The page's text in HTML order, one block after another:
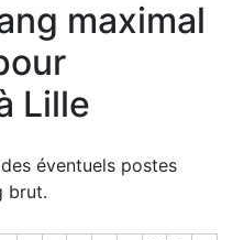
maximal
Lille
éventuels postes
brut.